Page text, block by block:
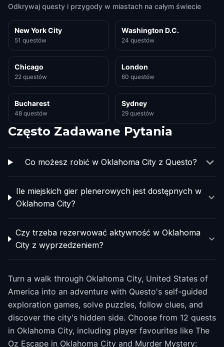
Odkrywaj questy i przygody w miastach na całym świecie
New York City
51 questów
Washington D.C.
24 questów
Chicago
22 questów
London
60 questów
Bucharest
48 questów
Sydney
29 questów
Często Zadawane Pytania
Co możesz robić w Oklahoma City z Questo?
Ile miejskich gier plenerowych jest dostępnych w
Oklahoma City?
Czy trzeba rezerwować aktywność w Oklahoma
City z wyprzedzeniem?
Turn a walk through Oklahoma City, United States of
America into an adventure with Questo's self-guided
exploration games, solve puzzles, follow clues, and
discover the city's hidden side. Choose from 12 quests
in Oklahoma City, including player favourites like The
Oz Escape in Oklahoma City and Murder Mystery: